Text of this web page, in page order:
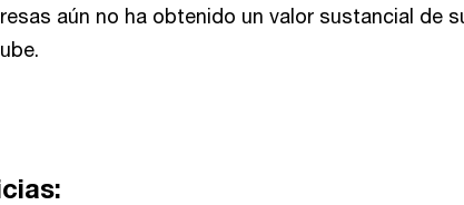
aún no ha obtenido un valor sustancial de